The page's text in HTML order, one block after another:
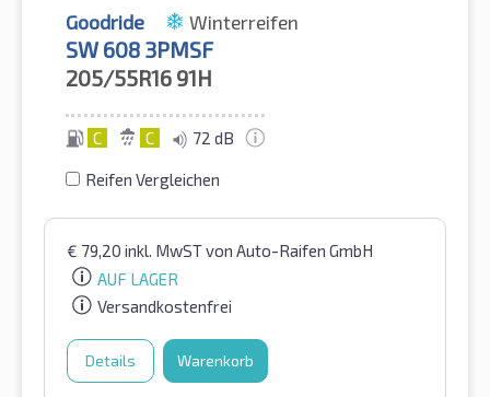
Goodride Winterreifen
SW 608 3PMSF
205/55R16 91H
C C 72 dB
Reifen Vergleichen
€ 79,20 inkl. MwSTvon Auto-Raifen GmbH
AUF LAGER
Versandkostenfrei
Details Warenkorb